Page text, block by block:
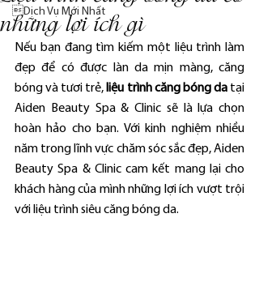
Dịch Vụ Mới Nhất
những lợi ích gì
Nếu bạn đang tìm kiếm một liệu trình làm
đẹp để có được làn da mịn màng, căng
bóng và tươi trẻ, liệu trình căng bóng da tại
Aiden Beauty Spa & Clinic sẽ là lựa chọn
hoàn hảo cho bạn. Với kinh nghiệm nhiều
năm trong lĩnh vực chăm sóc sắc đẹp, Aiden
Beauty Spa & Clinic cam kết mang lại cho
khách hàng của mình những lợi ích vượt trội
với liệu trình siêu căng bóng da.